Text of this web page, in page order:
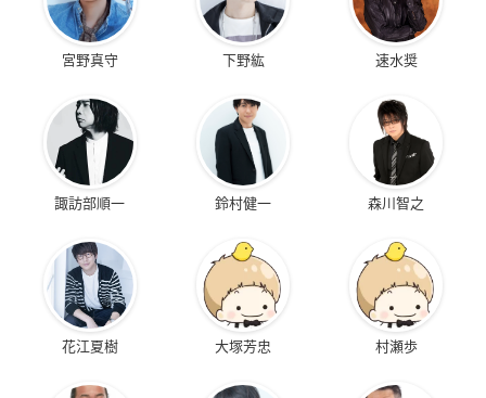
宮野真守 下野紘 速水奨
諏訪部順一 鈴村健一 森川智之
花江夏樹 大塚芳忠 村瀬歩